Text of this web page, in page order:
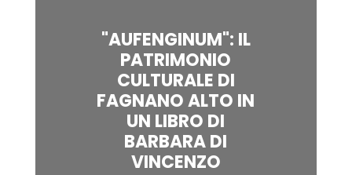
"AUFENGINUM": IL
PATRIMONIO
CULTURALE DI
FAGNANO ALTO IN
UN LIBRO DI
BARBARA DI
VINCENZO